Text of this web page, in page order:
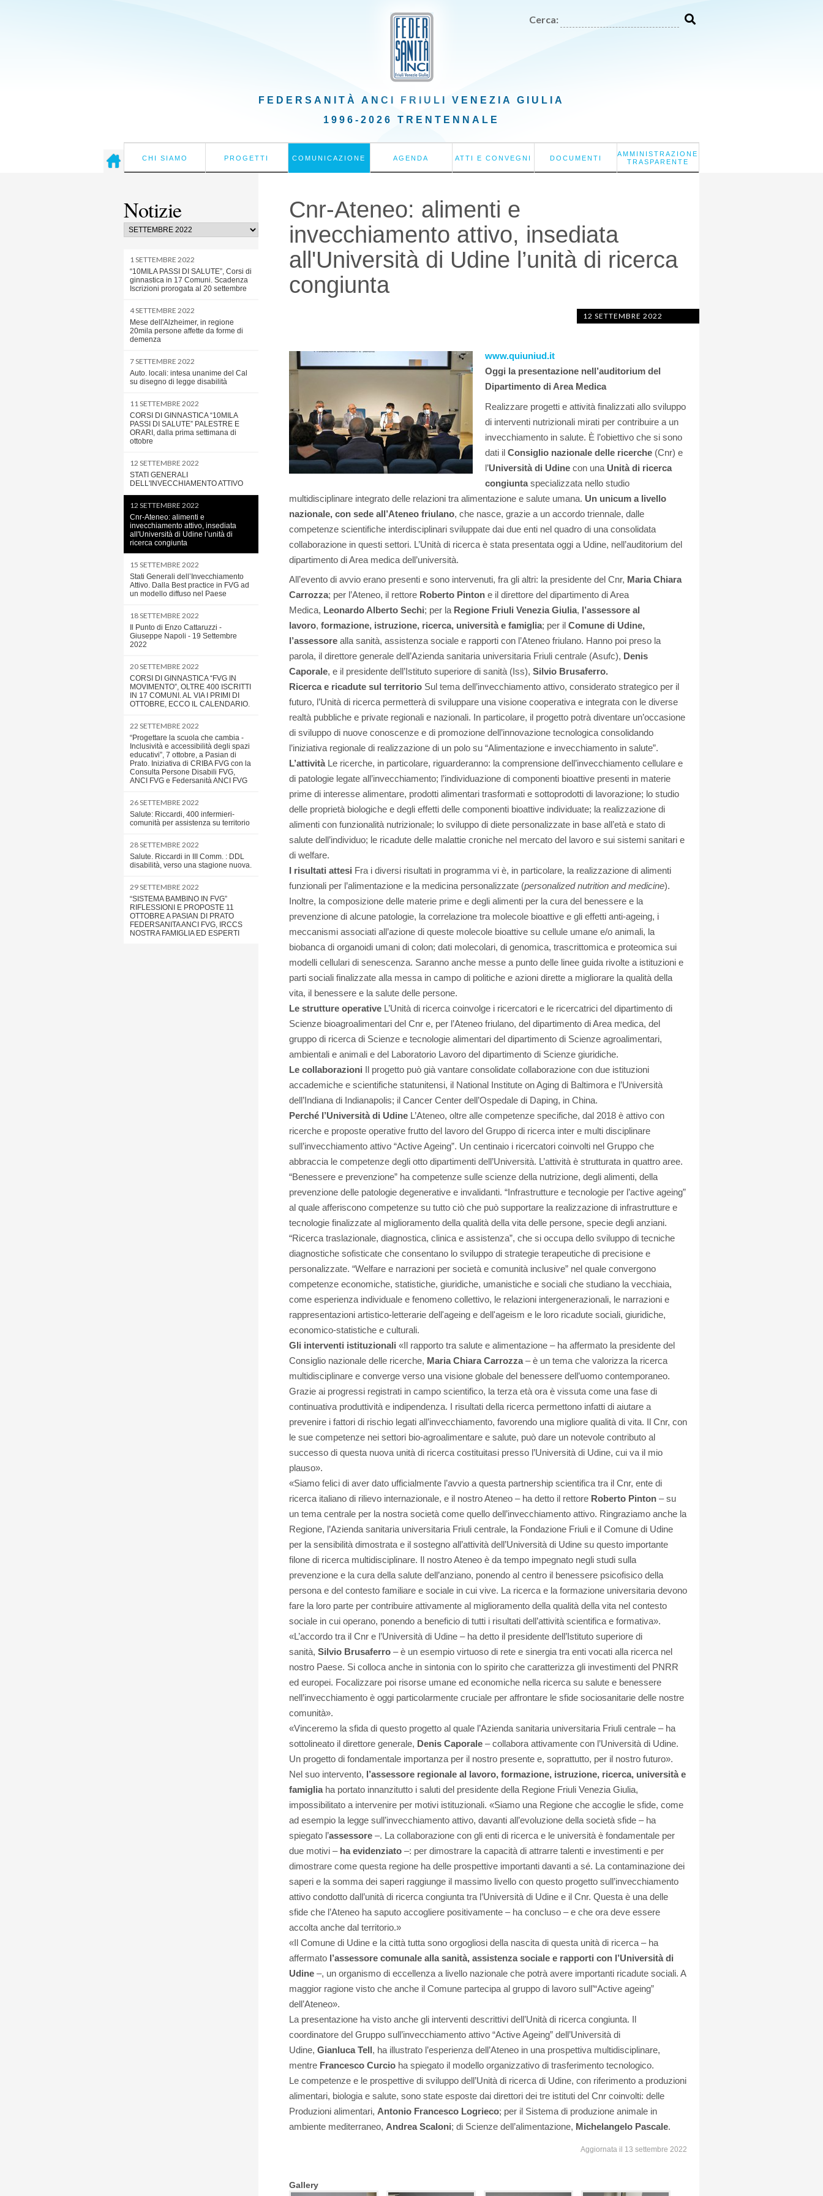
Cerca:
FEDERSANITÀ ANCI FRIULI VENEZIA GIULIA
1996-2026 TRENTENNALE
CHI SIAMO PROGETTI COMUNICAZIONE AGENDA ATTI E CONVEGNI DOCUMENTI
AMMINISTRAZIONE
TRASPARENTE
Notizie
1 SETTEMBRE 2022
“10MILA PASSI DI SALUTE”, Corsi di
ginnastica in 17 Comuni. Scadenza
Iscrizioni prorogata al 20 settembre
4 SETTEMBRE 2022
Mese dell'Alzheimer, in regione
20mila persone affette da forme di
demenza
7 SETTEMBRE 2022
Auto. locali: intesa unanime del Cal
su disegno di legge disabilità
11 SETTEMBRE 2022
CORSI DI GINNASTICA “10MILA
PASSI DI SALUTE” PALESTRE E
ORARI, dalla prima settimana di
ottobre
12 SETTEMBRE 2022
STATI GENERALI
DELL'INVECCHIAMENTO ATTIVO
12 SETTEMBRE 2022
Cnr-Ateneo: alimenti e
invecchiamento attivo, insediata
all'Università di Udine l’unità di
ricerca congiunta
15 SETTEMBRE 2022
Stati Generali dell’Invecchiamento
Attivo. Dalla Best practice in FVG ad
un modello diffuso nel Paese
18 SETTEMBRE 2022
Il Punto di Enzo Cattaruzzi -
Giuseppe Napoli - 19 Settembre
2022
20 SETTEMBRE 2022
CORSI DI GINNASTICA “FVG IN
MOVIMENTO”, OLTRE 400 ISCRITTI
IN 17 COMUNI. AL VIA I PRIMI DI
OTTOBRE, ECCO IL CALENDARIO.
22 SETTEMBRE 2022
“Progettare la scuola che cambia -
Inclusività e accessibilità degli spazi
educativi”, 7 ottobre, a Pasian di
Prato. Iniziativa di CRIBA FVG con la
Consulta Persone Disabili FVG,
ANCI FVG e Federsanità ANCI FVG
26 SETTEMBRE 2022
Salute: Riccardi, 400 infermieri-
comunità per assistenza su territorio
28 SETTEMBRE 2022
Salute. Riccardi in III Comm. : DDL
disabilità, verso una stagione nuova.
29 SETTEMBRE 2022
“SISTEMA BAMBINO IN FVG”
RIFLESSIONI E PROPOSTE 11
OTTOBRE A PASIAN DI PRATO
FEDERSANITA ANCI FVG, IRCCS
NOSTRA FAMIGLIA ED ESPERTI
Cnr-Ateneo: alimenti e
invecchiamento attivo, insediata
all'Università di Udine l’unità di ricerca
congiunta
12 SETTEMBRE 2022
www.quiuniud.it
Oggi la presentazione nell’auditorium del
Dipartimento di Area Medica
Realizzare progetti e attività finalizzati allo sviluppo
di interventi nutrizionali mirati per contribuire a un
invecchiamento in salute. È l’obiettivo che si sono
dati il Consiglio nazionale delle ricerche (Cnr) e
l’Università di Udine con una Unità di ricerca
congiuntaspecializzata nello studio
multidisciplinare integrato delle relazioni tra alimentazione e salute umana. Un unicum a livello
nazionale, con sede all’Ateneo friulano, che nasce, grazie a un accordo triennale, dalle
competenze scientifiche interdisciplinari sviluppate dai due enti nel quadro di una consolidata
collaborazione in questi settori. L’Unità di ricerca è stata presentata oggi a Udine, nell’auditorium del
dipartimento di Area medica dell’università.
All’evento di avvio erano presenti e sono intervenuti, fra gli altri: la presidente del Cnr, Maria Chiara
Carrozza; per l’Ateneo, il rettore Roberto Pinton e il direttore del dipartimento di Area
Medica, Leonardo Alberto Sechi; per la Regione Friuli Venezia Giulia, l’assessore al
lavoro, formazione, istruzione, ricerca, università e famiglia; per il Comune di Udine,
l’assessore alla sanità, assistenza sociale e rapporti con l’Ateneo friulano. Hanno poi preso la
parola, il direttore generale dell’Azienda sanitaria universitaria Friuli centrale (Asufc), Denis
Caporale, e il presidente dell’Istituto superiore di sanità (Iss), Silvio Brusaferro.
Ricerca e ricadute sul territorio Sul tema dell’invecchiamento attivo, considerato strategico per il
futuro, l’Unità di ricerca permetterà di sviluppare una visione cooperativa e integrata con le diverse
realtà pubbliche e private regionali e nazionali. In particolare, il progetto potrà diventare un’occasione
di sviluppo di nuove conoscenze e di promozione dell’innovazione tecnologica consolidando
l’iniziativa regionale di realizzazione di un polo su “Alimentazione e invecchiamento in salute”.
L’attività Le ricerche, in particolare, riguarderanno: la comprensione dell’invecchiamento cellulare e
di patologie legate all’invecchiamento; l’individuazione di componenti bioattive presenti in materie
prime di interesse alimentare, prodotti alimentari trasformati e sottoprodotti di lavorazione; lo studio
delle proprietà biologiche e degli effetti delle componenti bioattive individuate; la realizzazione di
alimenti con funzionalità nutrizionale; lo sviluppo di diete personalizzate in base all’età e stato di
salute dell’individuo; le ricadute delle malattie croniche nel mercato del lavoro e sui sistemi sanitari e
di welfare.
I risultati attesi Fra i diversi risultati in programma vi è, in particolare, la realizzazione di alimenti
funzionali per l’alimentazione e la medicina personalizzate (personalized nutrition and medicine).
Inoltre, la composizione delle materie prime e degli alimenti per la cura del benessere e la
prevenzione di alcune patologie, la correlazione tra molecole bioattive e gli effetti anti-ageing, i
meccanismi associati all’azione di queste molecole bioattive su cellule umane e/o animali, la
biobanca di organoidi umani di colon; dati molecolari, di genomica, trascrittomica e proteomica sui
modelli cellulari di senescenza. Saranno anche messe a punto delle linee guida rivolte a istituzioni e
parti sociali finalizzate alla messa in campo di politiche e azioni dirette a migliorare la qualità della
vita, il benessere e la salute delle persone.
Le strutture operative L’Unità di ricerca coinvolge i ricercatori e le ricercatrici del dipartimento di
Scienze bioagroalimentari del Cnr e, per l’Ateneo friulano, del dipartimento di Area medica, del
gruppo di ricerca di Scienze e tecnologie alimentari del dipartimento di Scienze agroalimentari,
ambientali e animali e del Laboratorio Lavoro del dipartimento di Scienze giuridiche.
Le collaborazioni Il progetto può già vantare consolidate collaborazione con due istituzioni
accademiche e scientifiche statunitensi, il National Institute on Aging di Baltimora e l’Università
dell’Indiana di Indianapolis; il Cancer Center dell’Ospedale di Daping, in China.
Perché l’Università di Udine L’Ateneo, oltre alle competenze specifiche, dal 2018 è attivo con
ricerche e proposte operative frutto del lavoro del Gruppo di ricerca inter e multi disciplinare
sull’invecchiamento attivo “Active Ageing”. Un centinaio i ricercatori coinvolti nel Gruppo che
abbraccia le competenze degli otto dipartimenti dell’Università. L’attività è strutturata in quattro aree.
“Benessere e prevenzione” ha competenze sulle scienze della nutrizione, degli alimenti, della
prevenzione delle patologie degenerative e invalidanti. “Infrastrutture e tecnologie per l’active ageing”
al quale afferiscono competenze su tutto ciò che può supportare la realizzazione di infrastrutture e
tecnologie finalizzate al miglioramento della qualità della vita delle persone, specie degli anziani.
“Ricerca traslazionale, diagnostica, clinica e assistenza”, che si occupa dello sviluppo di tecniche
diagnostiche sofisticate che consentano lo sviluppo di strategie terapeutiche di precisione e
personalizzate. “Welfare e narrazioni per società e comunità inclusive” nel quale convergono
competenze economiche, statistiche, giuridiche, umanistiche e sociali che studiano la vecchiaia,
come esperienza individuale e fenomeno collettivo, le relazioni intergenerazionali, le narrazioni e
rappresentazioni artistico-letterarie dell'ageing e dell'ageism e le loro ricadute sociali, giuridiche,
economico-statistiche e culturali.
Gli interventi istituzionali «Il rapporto tra salute e alimentazione – ha affermato la presidente del
Consiglio nazionale delle ricerche, Maria Chiara Carrozza– è un tema che valorizza la ricerca
multidisciplinare e converge verso una visione globale del benessere dell’uomo contemporaneo.
Grazie ai progressi registrati in campo scientifico, la terza età ora è vissuta come una fase di
continuativa produttività e indipendenza. I risultati della ricerca permettono infatti di aiutare a
prevenire i fattori di rischio legati all’invecchiamento, favorendo una migliore qualità di vita. Il Cnr, con
le sue competenze nei settori bio-agroalimentare e salute, può dare un notevole contributo al
successo di questa nuova unità di ricerca costituitasi presso l’Università di Udine, cui va il mio
plauso».
«Siamo felici di aver dato ufficialmente l’avvio a questa partnership scientifica tra il Cnr, ente di
ricerca italiano di rilievo internazionale, e il nostro Ateneo – ha detto il rettore Roberto Pinton – su
un tema centrale per la nostra società come quello dell’invecchiamento attivo. Ringraziamo anche la
Regione, l’Azienda sanitaria universitaria Friuli centrale, la Fondazione Friuli e il Comune di Udine
per la sensibilità dimostrata e il sostegno all’attività dell’Università di Udine su questo importante
filone di ricerca multidisciplinare. Il nostro Ateneo è da tempo impegnato negli studi sulla
prevenzione e la cura della salute dell’anziano, ponendo al centro il benessere psicofisico della
persona e del contesto familiare e sociale in cui vive. La ricerca e la formazione universitaria devono
fare la loro parte per contribuire attivamente al miglioramento della qualità della vita nel contesto
sociale in cui operano, ponendo a beneficio di tutti i risultati dell’attività scientifica e formativa».
«L’accordo tra il Cnr e l’Università di Udine – ha detto il presidente dell’Istituto superiore di
sanità, Silvio Brusaferro – è un esempio virtuoso di rete e sinergia tra enti vocati alla ricerca nel
nostro Paese. Si colloca anche in sintonia con lo spirito che caratterizza gli investimenti del PNRR
ed europei. Focalizzare poi risorse umane ed economiche nella ricerca su salute e benessere
nell’invecchiamento è oggi particolarmente cruciale per affrontare le sfide sociosanitarie delle nostre
comunità».
«Vinceremo la sfida di questo progetto al quale l’Azienda sanitaria universitaria Friuli centrale – ha
sottolineato il direttore generale, Denis Caporale – collabora attivamente con l’Università di Udine.
Un progetto di fondamentale importanza per il nostro presente e, soprattutto, per il nostro futuro».
Nel suo intervento, l’assessore regionale al lavoro, formazione, istruzione, ricerca, università e
famigliaha portato innanzitutto i saluti del presidente della Regione Friuli Venezia Giulia,
impossibilitato a intervenire per motivi istituzionali. «Siamo una Regione che accoglie le sfide, come
ad esempio la legge sull’invecchiamento attivo, davanti all’evoluzione della società sfide – ha
spiegato l’assessore –. La collaborazione con gli enti di ricerca e le università è fondamentale per
due motivi – ha evidenziato –: per dimostrare la capacità di attrarre talenti e investimenti e per
dimostrare come questa regione ha delle prospettive importanti davanti a sé. La contaminazione dei
saperi e la somma dei saperi raggiunge il massimo livello con questo progetto sull’invecchiamento
attivo condotto dall’unità di ricerca congiunta tra l’Università di Udine e il Cnr. Questa è una delle
sfide che l’Ateneo ha saputo accogliere positivamente – ha concluso – e che ora deve essere
accolta anche dal territorio.»
«Il Comune di Udine e la città tutta sono orgogliosi della nascita di questa unità di ricerca – ha
affermato l’assessore comunale alla sanità, assistenza sociale e rapporti con l’Università di
Udine –, un organismo di eccellenza a livello nazionale che potrà avere importanti ricadute sociali. A
maggior ragione visto che anche il Comune partecipa al gruppo di lavoro sull’“Active ageing”
dell’Ateneo».
La presentazione ha visto anche gli interventi descrittivi dell’Unità di ricerca congiunta. Il
coordinatore del Gruppo sull’invecchiamento attivo “Active Ageing” dell’Università di
Udine, Gianluca Tell, ha illustrato l’esperienza dell’Ateneo in una prospettiva multidisciplinare,
mentre Francesco Curcio ha spiegato il modello organizzativo di trasferimento tecnologico.
Le competenze e le prospettive di sviluppo dell’Unità di ricerca di Udine, con riferimento a produzioni
alimentari, biologia e salute, sono state esposte dai direttori dei tre istituti del Cnr coinvolti: delle
Produzioni alimentari, Antonio Francesco Logrieco; per il Sistema di produzione animale in
ambiente mediterraneo, Andrea Scaloni; di Scienze dell’alimentazione, Michelangelo Pascale.
Aggiornata il 13 settembre 2022
Gallery